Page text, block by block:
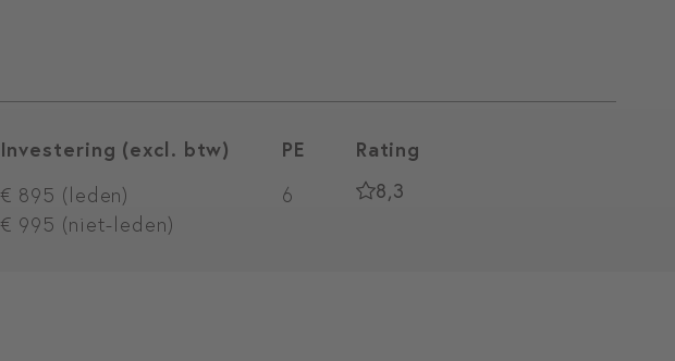
Investering (excl. btw)
€ 895 (leden)
€ 995 (niet-leden)
PE
6
Rating
8,3